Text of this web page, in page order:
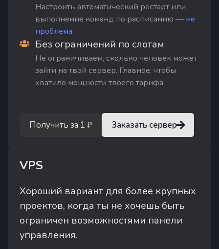
Настроить автоматический рестарт или
выполнение команд по расписанию — не
проблема.
Без ограничений по слотам
Не ограничиваем, сколько человек может
зайти на твой сервер. Главное, чтобы
хватило мощности твоего тарифа.
Получить за 1 ₽ Заказать сервер
VPS
Хороший вариант для более крупных
проектов, когда ты не хочешь быть
ограничен возможностями панели
управления.